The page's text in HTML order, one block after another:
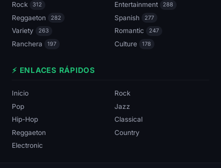
Rock 312 Entertainment 288
Reggaeton 282 Spanish 277
Variety 263 Romantic 247
Ranchera 197 Culture 178
⚡ ENLACES RÁPIDOS
Inicio
Rock
Pop
Jazz
Hip-Hop
Classical
Reggaeton
Country
Electronic